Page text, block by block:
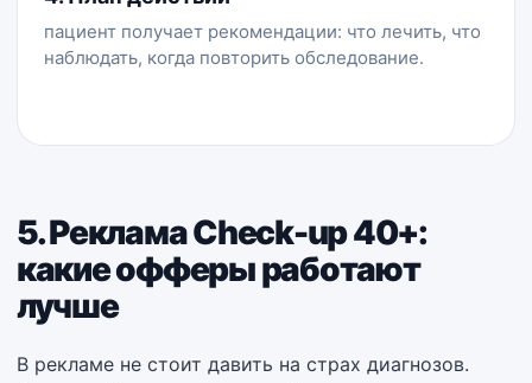
пациент получает рекомендации: что лечить, что
наблюдать, когда повторить обследование.
5. Реклама Check-up 40+:
какие офферы работают
лучше
В рекламе не стоит давить на страх диагнозов.